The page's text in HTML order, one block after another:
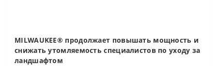
MILWAUKEE® продолжает повышать мощность и
снижать утомляемость специалистов по уходу за
ландшафтом